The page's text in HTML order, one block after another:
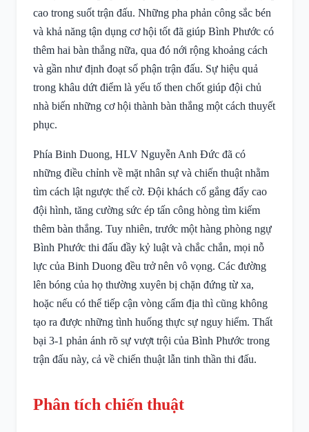
cao trong suốt trận đấu. Những pha phản công sắc bén
và khả năng tận dụng cơ hội tốt đã giúp Bình Phước có
thêm hai bàn thắng nữa, qua đó nới rộng khoảng cách
và gần như định đoạt số phận trận đấu. Sự hiệu quả
trong khâu dứt điểm là yếu tố then chốt giúp đội chủ
nhà biến những cơ hội thành bàn thắng một cách thuyết
phục.
Phía Binh Duong, HLV Nguyễn Anh Đức đã có
những điều chỉnh về mặt nhân sự và chiến thuật nhằm
tìm cách lật ngược thế cờ. Đội khách cố gắng đẩy cao
đội hình, tăng cường sức ép tấn công hòng tìm kiếm
thêm bàn thắng. Tuy nhiên, trước một hàng phòng ngự
Bình Phước thi đấu đầy kỷ luật và chắc chắn, mọi nỗ
lực của Binh Duong đều trở nên vô vọng. Các đường
lên bóng của họ thường xuyên bị chặn đứng từ xa,
hoặc nếu có thể tiếp cận vòng cấm địa thì cũng không
tạo ra được những tình huống thực sự nguy hiểm. Thất
bại 3-1 phản ánh rõ sự vượt trội của Bình Phước trong
trận đấu này, cả về chiến thuật lẫn tinh thần thi đấu.
Phân tích chiến thuật